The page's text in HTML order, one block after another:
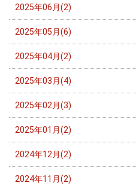
2025年06月(2)
2025年05月(6)
2025年04月(2)
2025年03月(4)
2025年02月(3)
2025年01月(2)
2024年12月(2)
2024年11月(2)